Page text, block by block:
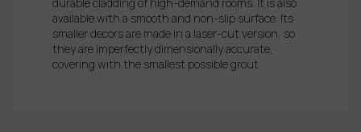
available with a smooth and non-slip surface. Its
smaller decors are made in a laser-cut version, so
they are imperfectly dimensionally accurate,
covering with the smallest possible grout